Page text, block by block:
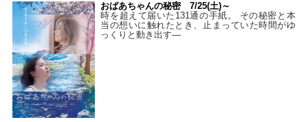
おばあちゃんの秘密 7/25(土)～
時を超えて届いた131通の手紙。 その秘密と本
当の想いに触れたとき、止まっていた時間がゆ
っくりと動き出す―